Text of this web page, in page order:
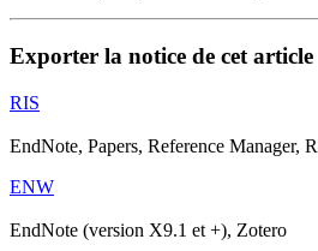
Exporter la notice de cet article
RIS
EndNote, Papers, Reference Manager,
ENW
EndNote (version X9.1 et +), Zotero